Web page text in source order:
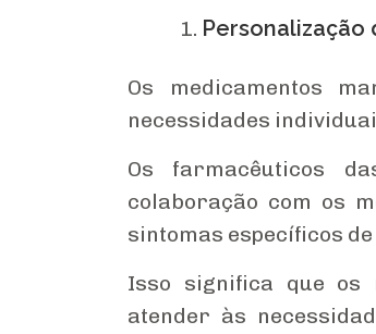
Os medicamentos
necessidades
Os farmacêuticos
colaboração com os
sintomas específicos
Isso significa que os
atender às